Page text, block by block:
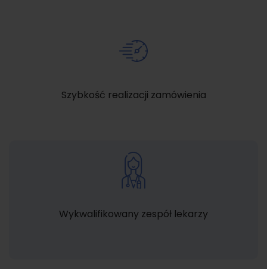
Szybkość realizacji zamówienia
Wykwalifikowany zespół lekarzy